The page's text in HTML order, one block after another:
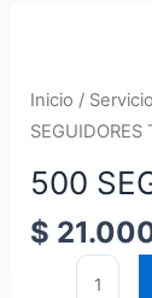
Inicio /
SEGUIDORES
500
$
TIKTOK
cantidad